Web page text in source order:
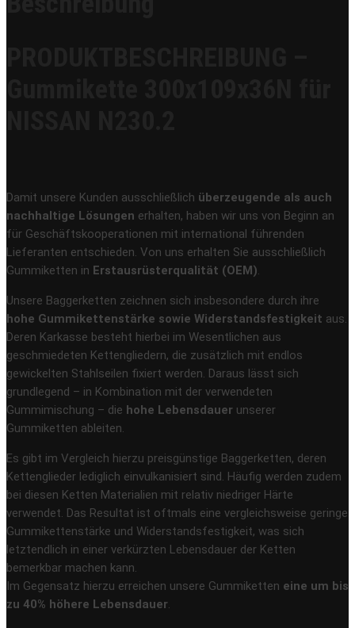
Damit unsere Kunden ausschließlich überzeugende als auch
nachhaltige Lösungen erhalten, haben wir uns von Beginn an
für Geschäftskooperationen mit international führenden
Lieferanten entschieden. Von uns erhalten Sie ausschließlich
Gummiketten in Erstausrüsterqualität (OEM).
Unsere Baggerketten zeichnen sich insbesondere durch ihre
hohe Gummikettenstärke sowie Widerstandsfestigkeit aus.
Deren Karkasse besteht hierbei im Wesentlichen aus
geschmiedeten Kettengliedern, die zusätzlich mit endlos
gewickelten Stahlseilen fixiert werden. Daraus lässt sich
grundlegend – in Kombination mit der verwendeten
Gummimischung – die hohe Lebensdauer unserer
Gummiketten ableiten.
Es gibt im Vergleich hierzu preisgünstige Baggerketten, deren
Kettenglieder lediglich einvulkanisiert sind. Häufig werden zudem
bei diesen Ketten Materialien mit relativ niedriger Härte
verwendet. Das Resultat ist oftmals eine vergleichsweise geringe
Gummikettenstärke und Widerstandsfestigkeit, was sich
letztendlich in einer verkürzten Lebensdauer der Ketten
bemerkbar machen kann.
Im Gegensatz hierzu erreichen unsere Gummiketten eine um bis
zu 40% höhere Lebensdauer.